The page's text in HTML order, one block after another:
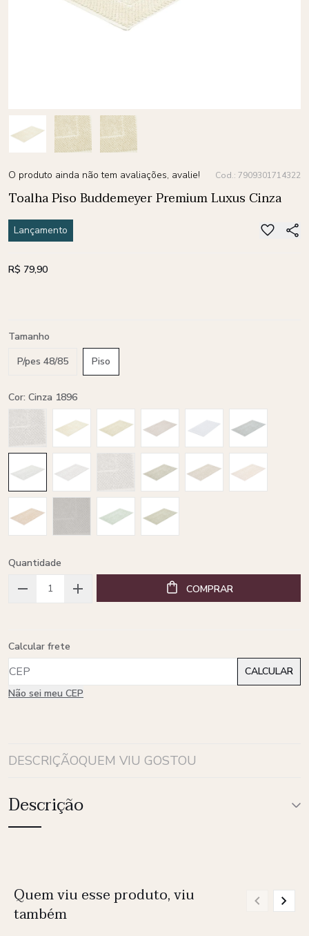
O produto ainda não tem avaliações, avalie! Cod.: 7909301714322
Toalha Piso Buddemeyer Premium Luxus Cinza
Lançamento
R$ 79,90
Tamanho
P/pes 48/85
Piso
Cor: Cinza 1896
Quantidade
COMPRAR
Calcular frete
Não sei meu CEP
DESCRIÇÃOQUEM VIU GOSTOU
Descrição
Quem viu esse produto, viu
também